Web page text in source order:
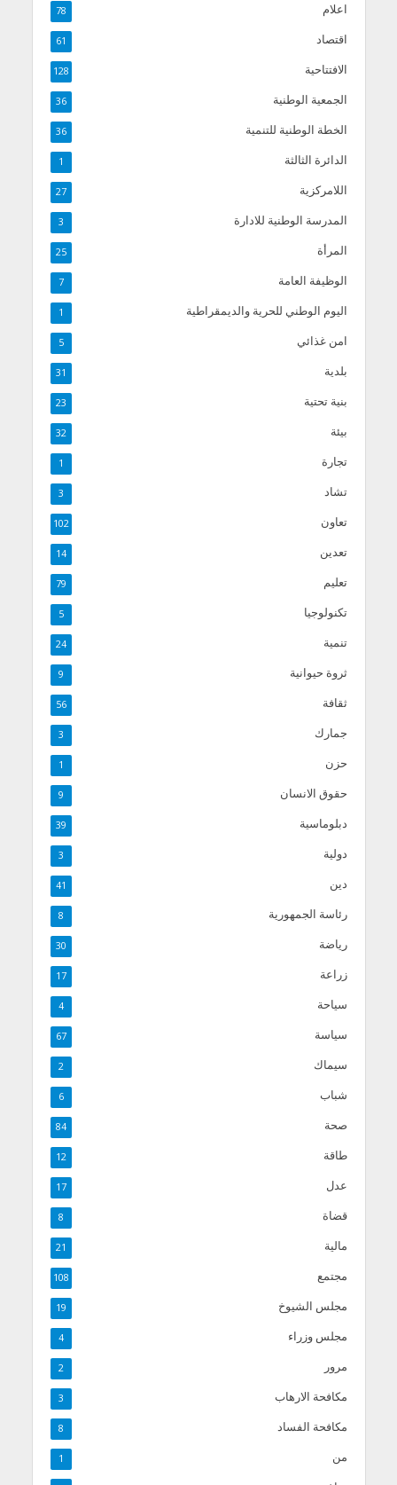
اعلام 78
اقتصاد 61
الافتتاحية 128
الجمعية الوطنية 36
الخطة الوطنية للتنمية 36
الدائرة الثالثة 1
اللامركزية 27
المدرسة الوطنية للادارة 3
المرأة 25
الوظيفة العامة 7
اليوم الوطني للحرية والديمقراطية 1
امن غذائي 5
بلدية 31
بنية تحتية 23
بيئة 32
تجارة 1
تشاد 3
تعاون 102
تعدين 14
تعليم 79
تكنولوجيا 5
تنمية 24
ثروة حيوانية 9
ثقافة 56
جمارك 3
حزن 1
حقوق الانسان 9
دبلوماسية 39
دولية 3
دين 41
رئاسة الجمهورية 8
رياضة 30
زراعة 17
سياحة 4
سياسة 67
سيماك 2
شباب 6
صحة 84
طاقة 12
عدل 17
قضاة 8
مالية 21
مجتمع 108
مجلس الشيوخ 19
مجلس وزراء 4
مرور 2
مكافحة الارهاب 3
مكافحة الفساد 8
من 1